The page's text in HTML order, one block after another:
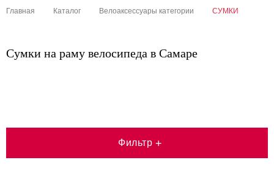
Главная Каталог Велоаксессуары категории СУМКИ
Сумки на раму велосипеда в Самаре
Фильтр +